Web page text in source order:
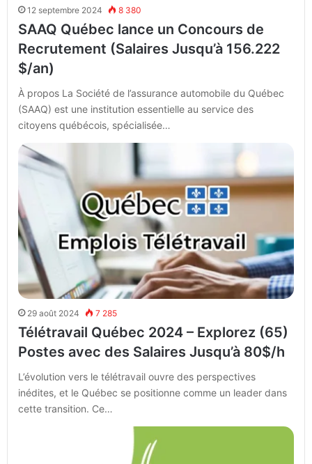
12 septembre 2024 8 380
SAAQ Québec lance un Concours de
Recrutement (Salaires Jusqu’à 156.222
$/an)
À propos La Société de l’assurance automobile du Québec
(SAAQ) est une institution essentielle au service des
citoyens québécois, spécialisée…
29 août 2024 7 285
Télétravail Québec 2024 – Explorez (65)
Postes avec des Salaires Jusqu’à 80$/h
L’évolution vers le télétravail ouvre des perspectives
inédites, et le Québec se positionne comme un leader dans
cette transition. Ce…